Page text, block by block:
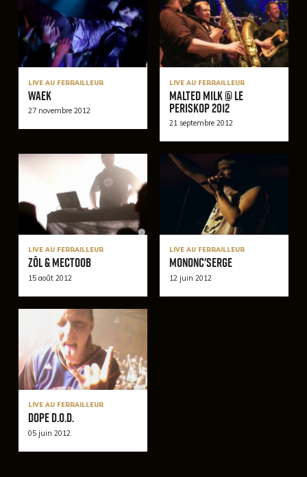
LIVE AU FERRAILLEUR
Waek
27 novembre 2012
LIVE AU FERRAILLEUR
MALTED MILK @ Le
Periskop 2012
21 septembre 2012
LIVE AU FERRAILLEUR
Zôl & Mectoob
15 août 2012
LIVE AU FERRAILLEUR
Mononc'serge
12 juin 2012
LIVE AU FERRAILLEUR
Dope D.O.D.
05 juin 2012